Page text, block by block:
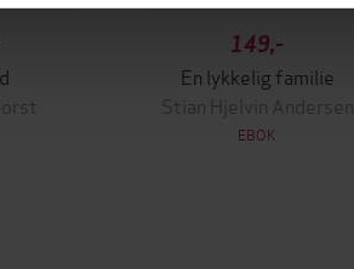
149,-
En lykkelig familie
Stian Hjelvin Andersen
EBOK